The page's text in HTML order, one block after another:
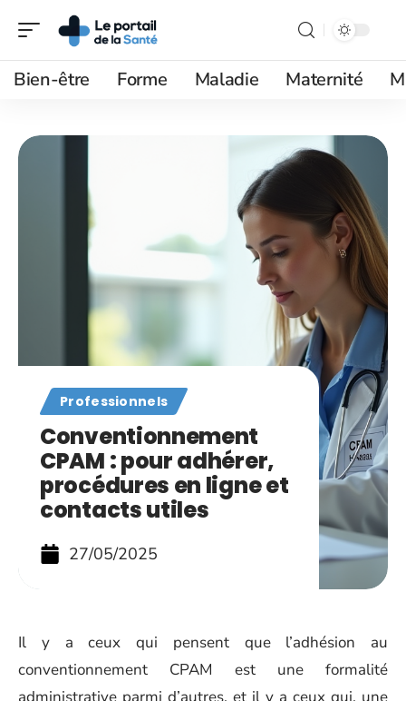
Bien-être Forme Maladie Maternité
Professionnels
Conventionnement
CPAM : pour adhérer,
procédures en ligne et
contacts utiles
27/05/2025
Il y a ceux qui pensent que l’adhésion au
conventionnement CPAM est une formalité